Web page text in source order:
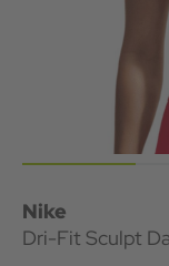
Nike
Dri-Fit Sculpt